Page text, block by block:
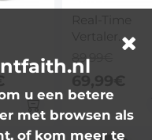
Oordopjes,
Weg, 132
Spraak/
Gesprek
Vertaling, AI
89,99€
u een betere
met browsen als
of kom meer te